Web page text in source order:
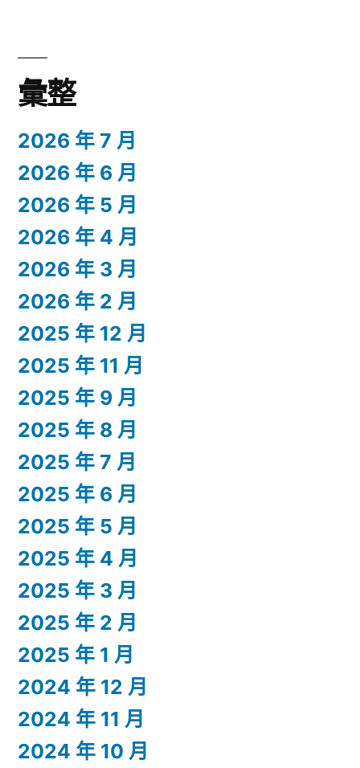
彙整
2026 年 7 月
2026 年 6 月
2026 年 5 月
2026 年 4 月
2026 年 3 月
2026 年 2 月
2025 年 12 月
2025 年 11 月
2025 年 9 月
2025 年 8 月
2025 年 7 月
2025 年 6 月
2025 年 5 月
2025 年 4 月
2025 年 3 月
2025 年 2 月
2025 年 1 月
2024 年 12 月
2024 年 11 月
2024 年 10 月